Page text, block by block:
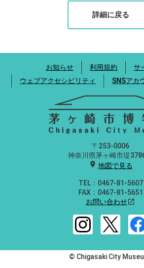
詳細に戻る
お知らせ 利用規約
サ
ウェブアクセシビリティ
SNSアカ
〒253-0006
神奈川県茅ヶ崎市堤
location_on 地図で見る
TEL：0467-81-5607
FAX：0467-81-5651
お問い合わせopen_in_new
© Chigasaki City